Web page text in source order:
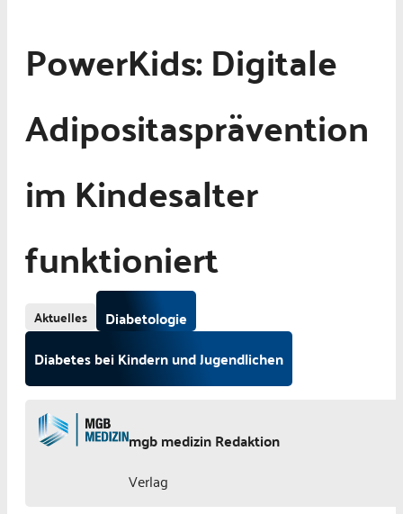
PowerKids: Digitale
Adipositasprävention
im Kindesalter
funktioniert
Aktuelles
Diabetologie
Diabetes bei Kindern und Jugendlichen
mgb medizin Redaktion
Verlag